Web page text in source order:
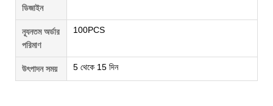
ডিজাইন
ন্যূনতম অর্ডার
পরিমাণ
100PCS
উৎপাদন সময় 5 থেকে 15 দিন